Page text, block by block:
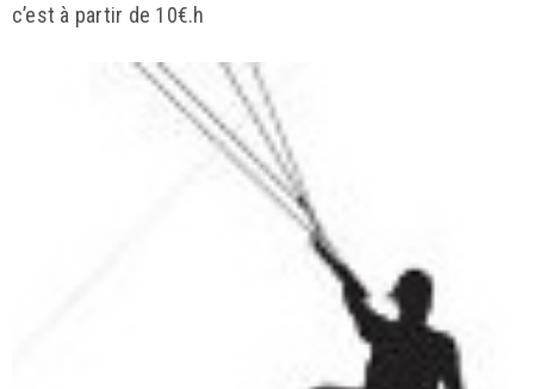
c’est à partir de 10€.h